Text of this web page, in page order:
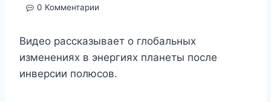
0 Комментарии
Видео рассказывает о глобальных
изменениях в энергиях планеты после
инверсии полюсов.